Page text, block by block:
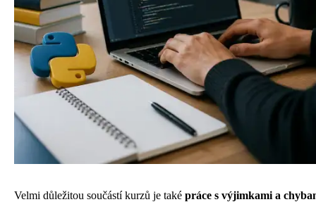
Velmi důležitou součástí kurzů je také práce s výjimkami a